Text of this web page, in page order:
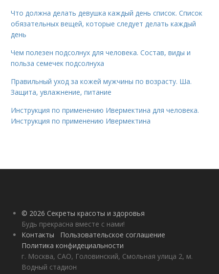
Что должна делать девушка каждый день список. Список
обязательных вещей, которые следует делать каждый
день
Чем полезен подсолнух для человека. Состав, виды и
польза семечек подсолнуха
Правильный уход за кожей мужчины по возрасту. Ша.
Защита, увлажнение, питание
Инструкция по применению Ивермектина для человека.
Инструкция по применению Ивермектина
© 2026 Секреты красоты и здоровья
Будь прекрасна вместе с нами!
Контакты
Пользовательское соглашение
Политика конфидециальности
г. Москва, САО, Головинский, Смольная улица 2, м.
Водный стадион